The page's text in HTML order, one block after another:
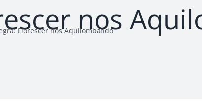
nos
Florescer nos Aquilombando